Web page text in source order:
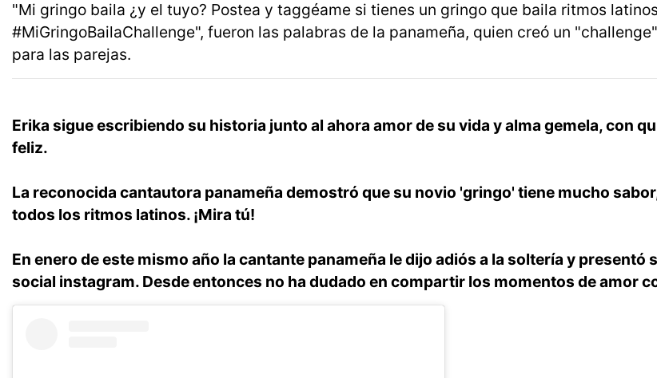
"Mi gringo baila ¿y el tuyo? Postea y taggéame si tienes un gringo que baila ritmos
#MiGringoBailaChallenge", fueron las palabras de la panameña, quien creó un
para las parejas.
Erika sigue escribiendo su historia junto al ahora amor de su vida y alma gemela, con
feliz.
La reconocida cantautora panameña demostró que su novio 'gringo' tiene mucho
todos los ritmos latinos. ¡Mira tú!
En enero de este mismo año la cantante panameña le dijo adiós a la soltería y presentó
social instagram. Desde entonces no ha dudado en compartir los momentos de amor